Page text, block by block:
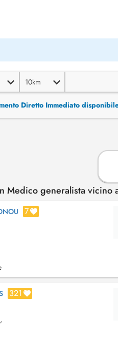
10km
Diretto Immediato ON
Medico generalista vicino
7
321